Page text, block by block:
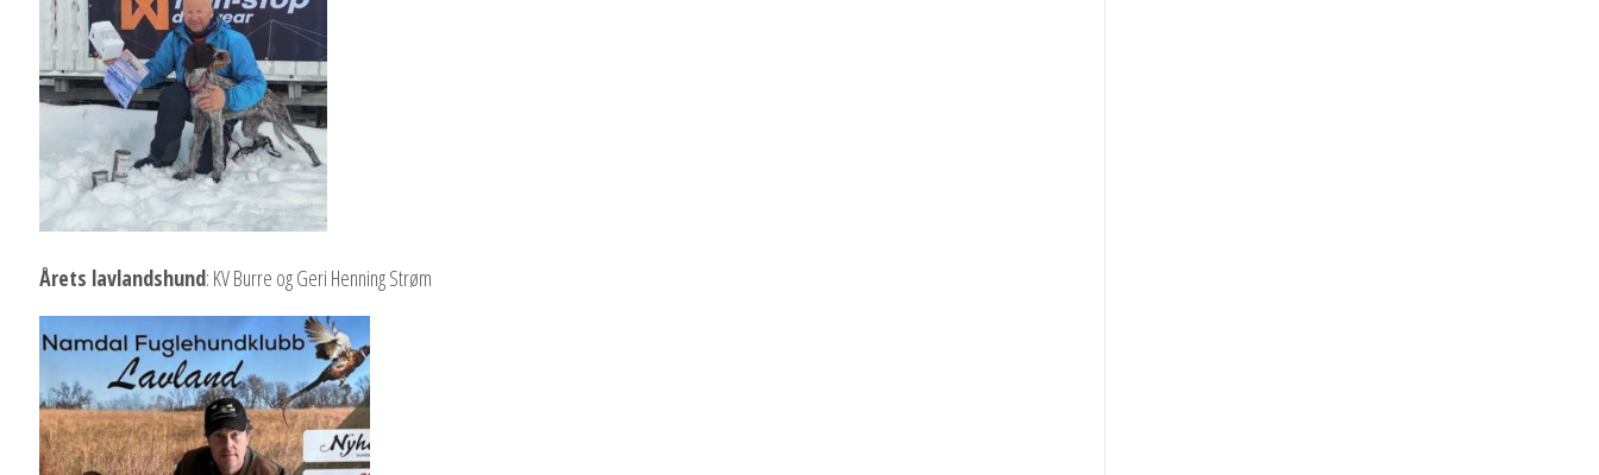
Årets lavlandshund: KV Burre og Geri Henning Strøm